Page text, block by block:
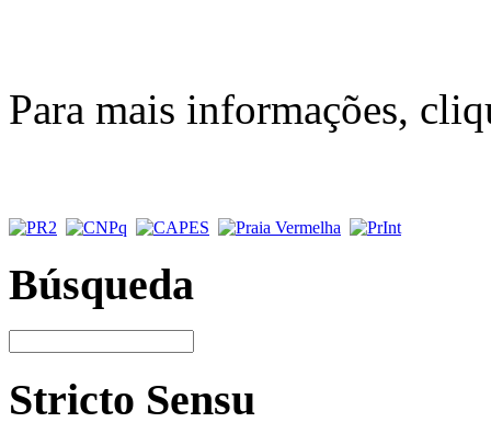
Para mais informações,
Búsqueda
Stricto Sensu